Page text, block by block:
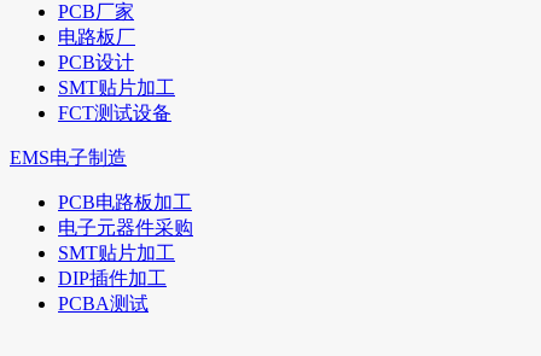
PCB厂家
电路板厂
PCB设计
SMT贴片加工
FCT测试设备
EMS电子制造
PCB电路板加工
电子元器件采购
SMT贴片加工
DIP插件加工
PCBA测试